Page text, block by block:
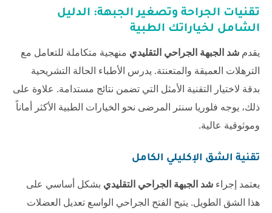
تقنيات الجراحة وتصغير الجبهة: الدليل
الشامل لخياراتك الطبية
يقدم شد الجبهة الجراحي التقليدي منهجية متكاملة للتعامل مع
الترهلات العميقة والمتعنتة. يدرس الأطباء الحالة التشريحية
بدقة لاختيار التقنية الأمثل التي تضمن نتائج مستدامة. علاوة على
ذلك، يوجه فلوريا سنتر
المرضى نحو الخيارات الطبية الأكثر أماناً
وموثوقية عالية.
تقنية الشق الإكليلي الكامل
يعتمد إجراء شد الجبهة الجراحي التقليدي بشكل أساسي على
هذا الشق الطويل. يتيح الفتح الجراحي الواسع تعديل العضلات